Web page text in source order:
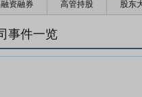
融资融券 高管持股 股东
事件一览
限售解禁日：